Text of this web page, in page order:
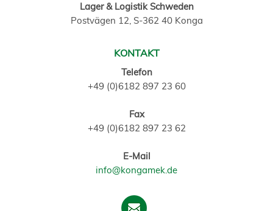
Lager & Logistik Schweden
Postvägen 12, S-362 40 Konga
KONTAKT
Telefon
+49 (0)6182 897 23 60
Fax
+49 (0)6182 897 23 62
E-Mail
info@kongamek.de